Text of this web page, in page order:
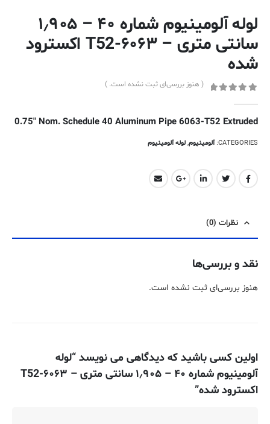
لوله آلومینیوم شماره ۴۰ – ۱٫۹۰۵
سانتی متری – ۶۰۶۳-T52 اکسترود
شده
( هنوز بررسی‌ای ثبت نشده است. )
0.75″ Nom. Schedule 40 Aluminum Pipe 6063-T52 Extruded
CATEGORIES: آلومینیوم, لوله آلومینیوم
نظرات (0)
نقد و بررسی‌ها
هنوز بررسی‌ای ثبت نشده است.
اولین کسی باشید که دیدگاهی می نویسد “لوله
آلومینیوم شماره ۴۰ – ۱٫۹۰۵ سانتی متری – ۶۰۶۳-T52
اکسترود شده”